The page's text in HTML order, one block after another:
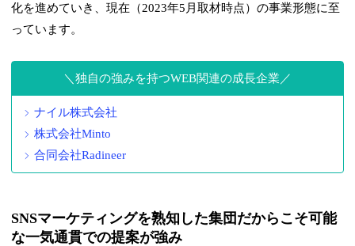
化を進めていき、現在（2023年5月取材時点）の事業形態に至
っています。
独自の強みを持つWEB関連の成長企業
ナイル株式会社
株式会社Minto
合同会社Radineer
SNSマーケティングを熟知した集団だからこそ可能
な一気通貫での提案が強み